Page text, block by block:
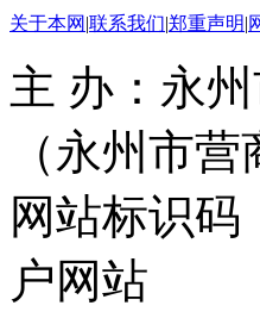
关于本网 |联系我们|郑重声明|
主 办：永
（永州市
网站标识码
户网站